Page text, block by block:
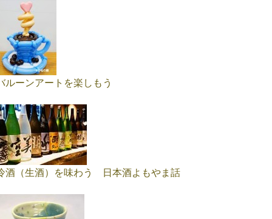
ルーンアートを楽しもう
酒（生酒）を味わう 日本酒よもやま話